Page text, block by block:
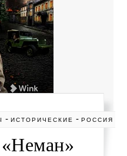
-ИСТОРИЧЕСКИЕ -РОССИЯ